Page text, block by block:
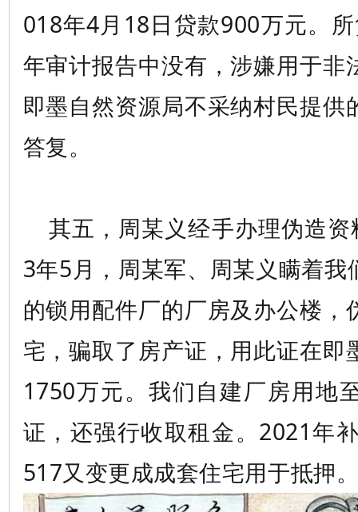
018年4月18日贷款900万元。
年审计报告中没有，涉嫌用于非
即墨自然资源局不采纳村民提供
答复。
其五，周某义经手办理伪造资
3年5月，周某军、周某义瞒着我
的锁用配件厂的厂房及办公楼，
宅，骗取了房产证，用此证在即
1750万元。我们自建厂房用地
证，还强行收取租金。2021年
517又变更成成套住宅用于抵押